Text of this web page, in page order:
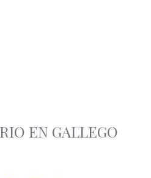
EN GALLEGO